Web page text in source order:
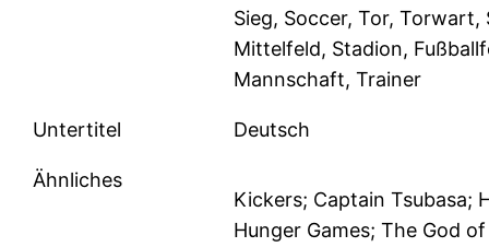
Sieg, Soccer, Tor, Torwart,
Mittelfeld, Stadion,
Mannschaft, Trainer
Untertitel Deutsch
Ähnliches
Kickers; Captain Tsubasa;
Hunger Games; The God